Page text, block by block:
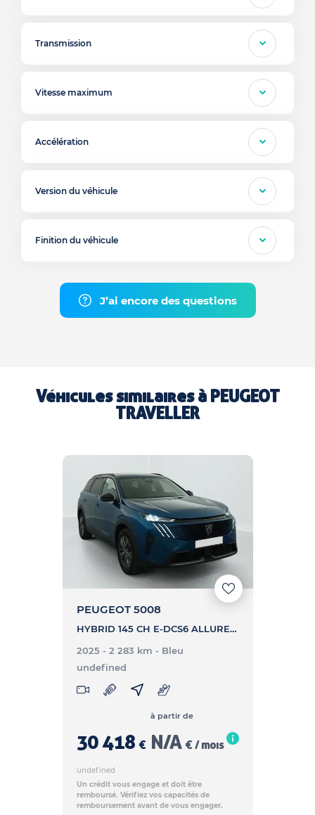
Transmission
Vitesse maximum
Accélération
Version du véhicule
Finition du véhicule
J’ai encore des questions
Véhicules similaires à PEUGEOT
TRAVELLER
PEUGEOT 5008
HYBRID 145 CH E-DCS6 ALLURE - 5008 HYBRID 145 CH E-DCS6 ALLURE
2025 - 2 283 km - Bleu
undefined
30 418 €
à partir de
N/A € / mois
undefined
Un crédit vous engage et doit être
remboursé. Vérifiez vos capacités de
remboursement avant de vous engager.